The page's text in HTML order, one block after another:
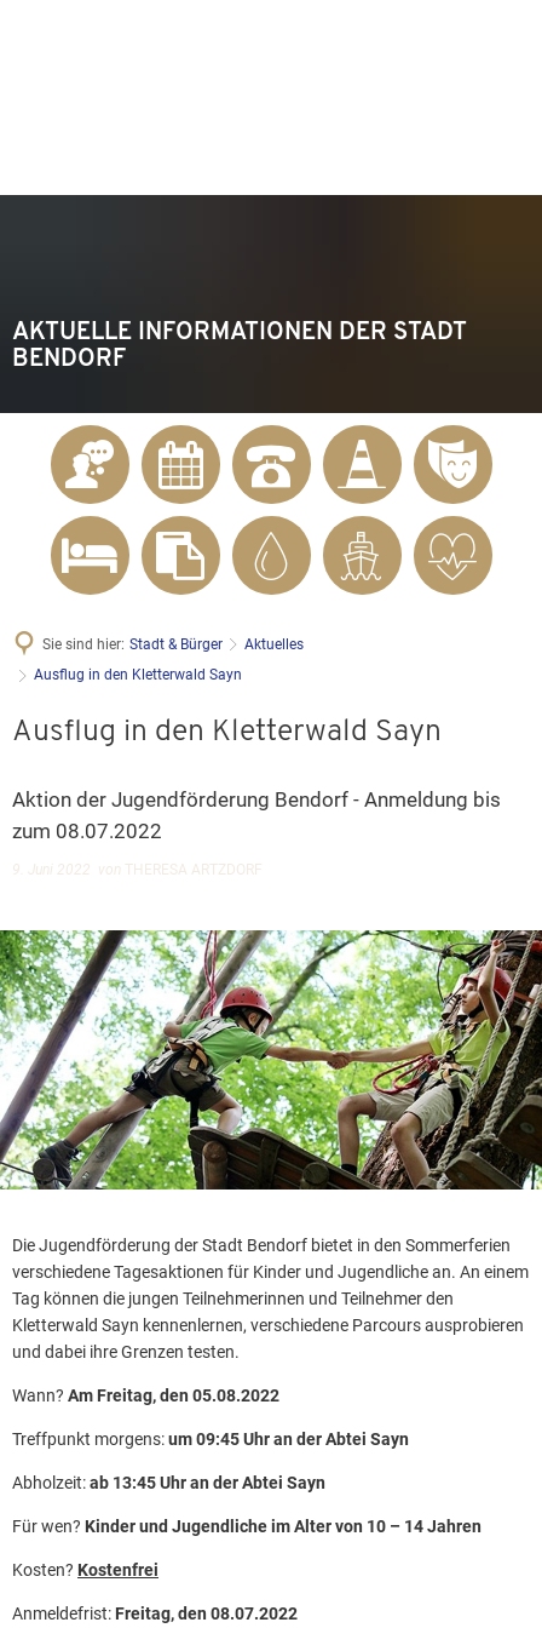
AKTUELLE INFORMATIONEN DER STADT
BENDORF
Sie sind hier: Stadt & Bürger
Aktuelles
Ausflug in den Kletterwald Sayn
Ausflug in den Kletterwald Sayn
Aktion der Jugendförderung Bendorf - Anmeldung bis
zum 08.07.2022
9. Juni 2022 von THERESA ARTZDORF
Die Jugendförderung der Stadt Bendorf bietet in den Sommerferien
verschiedene Tagesaktionen für Kinder und Jugendliche an. An einem
Tag können die jungen Teilnehmerinnen und Teilnehmer den
Kletterwald Sayn kennenlernen, verschiedene Parcours ausprobieren
und dabei ihre Grenzen testen.
Wann? Am Freitag, den 05.08.2022
Treffpunkt morgens:um 09:45 Uhr an der Abtei Sayn
Abholzeit:ab 13:45 Uhr an der Abtei Sayn
Für wen? Kinder und Jugendliche im Alter von 10 – 14 Jahren
Kosten? Kostenfrei
Anmeldefrist: Freitag, den 08.07.2022